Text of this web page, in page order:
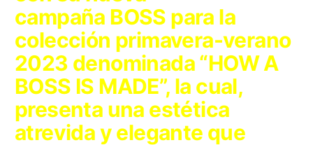
campaña BOSS para la
colección primavera-verano
2023 denominada“HOW A
BOSS IS MADE”, la cual,
presenta una estética
atrevida y elegante que